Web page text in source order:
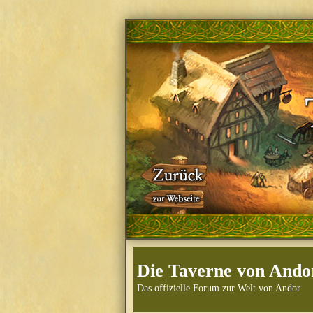
Die Taverne von
Das offizielle Forum zur Welt von Andor